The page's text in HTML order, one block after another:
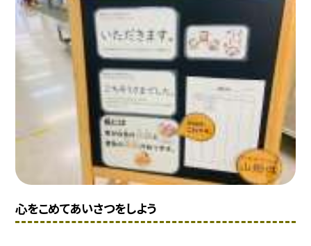
心をこめてあいさつをしよう